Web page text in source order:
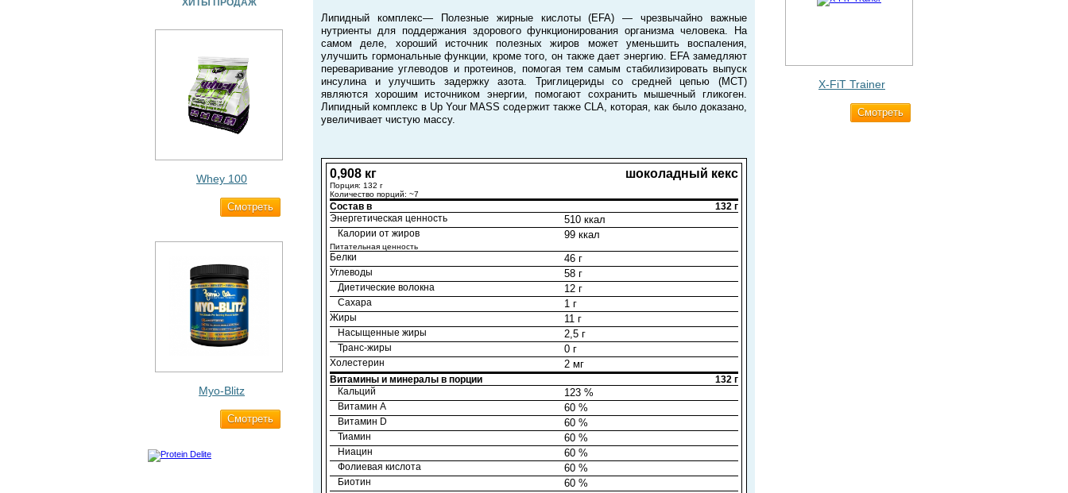
ХИТЫ ПРОДАЖ
Whey 100
Cмотреть
Myo-Blitz
Cмотреть
Липидный комплекс— Полезные жирные кислоты (EFA) — чрезвычайно важные
нутриенты для поддержания здорового функционирования организма человека. На
самом деле, хороший источник полезных жиров может уменьшить воспаления,
улучшить гормональные функции, кроме того, он также дает энергию. EFA замедляют
переваривание углеводов и протеинов, помогая тем самым стабилизировать выпуск
инсулина и улучшить задержку азота. Триглицериды со средней цепью (MCT)
являются хорошим источником энергии, помогают сохранить мышечный гликоген.
Липидный комплекс в Up Your MASS содержит также CLA, которая, как было доказано,
увеличивает чистую массу.
0,908 кг шоколадный кекс
Порция: 132 г
Количество порций: ~7
Состав в
132 г
Энергетическая ценность
510 ккал
Калории от жиров 99 ккал
Питательная ценность
Белки 46 г
Углеводы 58 г
Диетические волокна 12 г
Сахара 1 г
Жиры 11 г
Насыщенные жиры 2,5 г
Транс-жиры 0 г
Холестерин 2 мг
Витамины и минералы в порции
132 г
Кальций
123 %
Витамин А 60 %
Витамин D 60 %
Тиамин 60 %
Ниацин 60 %
Фолиевая кислота 60 %
Биотин 60 %
X-FiT Trainer
Cмотреть